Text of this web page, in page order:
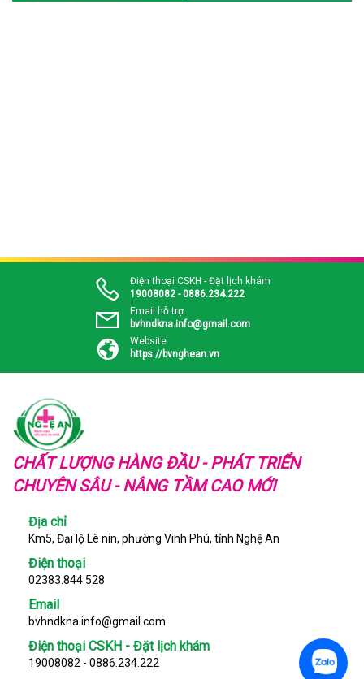
Điện thoại CSKH - Đặt lịch khám
19008082 - 0886.234.222
Email hỗ trợ
bvhndkna.info@gmail.com
Website
https://bvnghean.vn
CHẤT LƯỢNG HÀNG ĐẦU - PHÁT TRIỂN
CHUYÊN SÂU - NÂNG TẦM CAO MỚI
Địa chỉ
Km5, Đại lộ Lê nin, phường Vinh Phú, tỉnh Nghệ An
Điện thoại
02383.844.528
Email
bvhndkna.info@gmail.com
Điện thoại CSKH - Đặt lịch khám
19008082 - 0886.234.222